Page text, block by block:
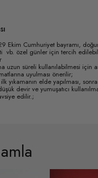
Ekim Cumhuriyet bayramı,
vb. özel günler için tercih
uzun süreli kullanılabilmesi için
uyulması önerilir;
yıkamanın elde yapılması,
devir ve yumuşatıcı
edilir.;